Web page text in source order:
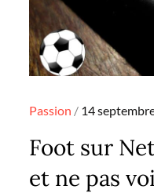
Passion Posted
14
Foot sur
et ne pas